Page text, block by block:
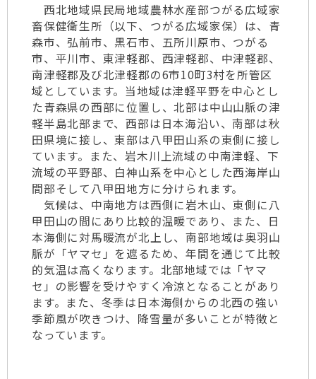
西北地域県民局地域農林水産部つがる広域家
畜保健衛生所（以下、つがる広域家保）は、青
森市、弘前市、黒石市、五所川原市、つがる
市、平川市、東津軽郡、西津軽郡、中津軽郡、
南津軽郡及び北津軽郡の6市10町3村を所管区
域としています。当地域は津軽平野を中心とし
た青森県の西部に位置し、北部は中山山脈の津
軽半島北部まで、西部は日本海沿い、南部は秋
田県境に接し、東部は八甲田山系の東側に接し
ています。また、岩木川上流域の中南津軽、下
流域の平野部、白神山系を中心とした西海岸山
間部そして八甲田地方に分けられます。
気候は、中南地方は西側に岩木山、東側に八
甲田山の間にあり比較的温暖であり、また、日
本海側に対馬暖流が北上し、南部地域は奥羽山
脈が「ヤマセ」を遮るため、年間を通じて比較
的気温は高くなります。北部地域では「ヤマ
セ」の影響を受けやすく冷涼となることがあり
ます。また、冬季は日本海側からの北西の強い
季節風が吹きつけ、降雪量が多いことが特徴と
なっています。